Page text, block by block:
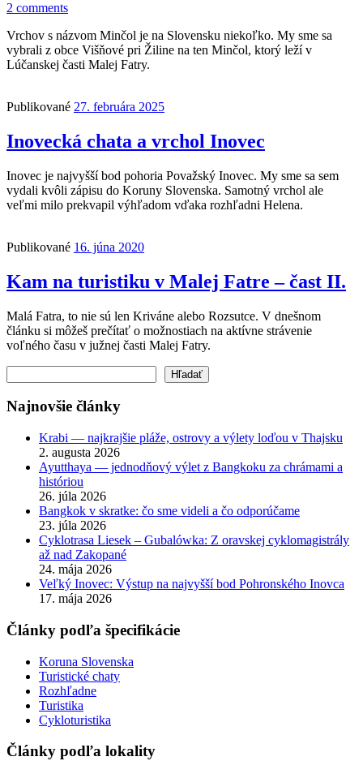
2 comments
Vrchov s názvom Minčol je na Slovensku niekoľko. My sme sa
vybrali z obce Višňové pri Žiline na ten Minčol, ktorý leží v
Lúčanskej časti Malej Fatry.
Publikované 27. februára 2025
Inovecká chata a vrchol Inovec
Inovec je najvyšší bod pohoria Považský Inovec. My sme sa sem
vydali kvôli zápisu do Koruny Slovenska. Samotný vrchol ale
veľmi milo prekvapil výhľadom vďaka rozhľadni Helena.
Publikované 16. júna 2020
Kam na turistiku v Malej Fatre – čast II.
Malá Fatra, to nie sú len Kriváne alebo Rozsutce. V dnešnom
článku si môžeš prečítať o možnostiach na aktívne strávenie
voľného času v južnej časti Malej Fatry.
Hľadať
Najnovšie články
Krabi — najkrajšie pláže, ostrovy a výlety loďou v Thajsku
2. augusta 2026
Ayutthaya — jednodňový výlet z Bangkoku za chrámami a
históriou
26. júla 2026
Bangkok v skratke: čo sme videli a čo odporúčame
23. júla 2026
Cyklotrasa Liesek – Gubalówka: Z oravskej cyklomagistrály
až nad Zakopané
24. mája 2026
Veľký Inovec: Výstup na najvyšší bod Pohronského Inovca
17. mája 2026
Články podľa špecifikácie
Koruna Slovenska
Turistické chaty
Rozhľadne
Turistika
Cykloturistika
Články podľa lokality